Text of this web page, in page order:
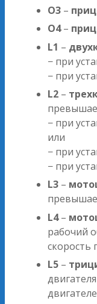
O3 –
O4–
L1 –
− при
− при
L2 –
− при
или
− при
− при
L3 –
L4–
рабочий
скорость
L5 –